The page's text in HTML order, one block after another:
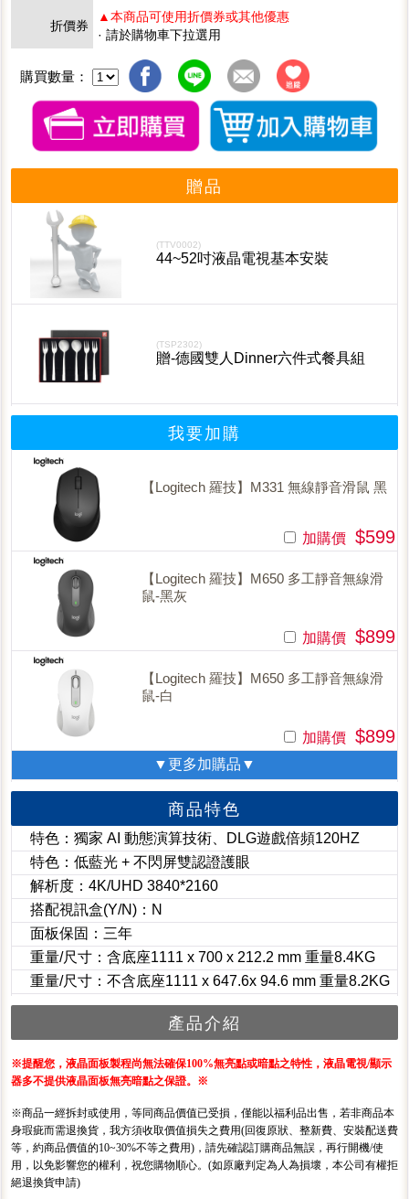
折價券
▲本商品可使用折價券或其他優惠
· 請於購物車下拉選用
購買數量：
贈品
(TTV0002)
44~52吋液晶電視基本安裝
(TSP2302)
贈-德國雙人Dinner六件式餐具組
我要加購
【Logitech 羅技】M331 無線靜音滑鼠 黑
加購價 $599
【Logitech 羅技】M650 多工靜音無線滑
鼠-黑灰
加購價 $899
【Logitech 羅技】M650 多工靜音無線滑
鼠-白
加購價 $899
▼更多加購品▼
商品特色
特色：獨家 AI 動態演算技術、DLG遊戲倍頻120HZ
特色：低藍光 + 不閃屏雙認證護眼
解析度：4K/UHD 3840*2160
搭配視訊盒(Y/N)：N
面板保固：三年
重量/尺寸：含底座1111 x 700 x 212.2 mm 重量8.4KG
重量/尺寸：不含底座1111 x 647.6x 94.6 mm 重量8.2KG
產品介紹
※提醒您，液晶面板製程尚無法確保100%無亮點或暗點之特性，液晶電視/顯示
器多不提供液晶面板無亮暗點之保證。※
※商品一經拆封或使用，等同商品價值已受損，僅能以福利品出售，若非商品本
身瑕疵而需退換貨，我方須收取價值損失之費用(回復原狀、整新費、安裝配送費
等，約商品價值的10~30%不等之費用)，請先確認訂購商品無誤，再行開機/使
用，以免影響您的權利，祝您購物順心。(如原廠判定為人為損壞，本公司有權拒
絕退換貨申請)